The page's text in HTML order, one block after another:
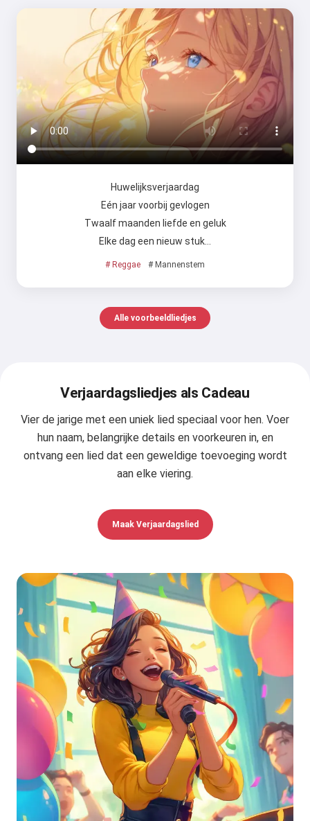
Huwelijksverjaardag
Eén jaar voorbij gevlogen
Twaalf maanden liefde en geluk
Elke dag een nieuw stuk…
# Reggae # Mannenstem
Alle voorbeeldliedjes
Verjaardagsliedjes als Cadeau
Vier de jarige met een uniek lied speciaal voor hen. Voer
hun naam, belangrijke details en voorkeuren in, en
ontvang een lied dat een geweldige toevoeging wordt
aan elke viering.
Maak Verjaardagslied